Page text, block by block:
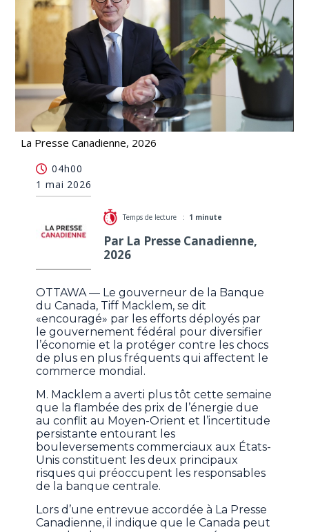
La Presse Canadienne, 2026
économique du gouvernement fédéral
04h00
1 mai 2026
Temps de lecture : 1 minute
Par La Presse Canadienne,
2026
OTTAWA — Le gouverneur de la Banque
du Canada, Tiff Macklem, se dit
«encouragé» par les efforts déployés par
le gouvernement fédéral pour diversifier
l’économie et la protéger contre les chocs
de plus en plus fréquents qui affectent le
commerce mondial.
M. Macklem a averti plus tôt cette semaine
que la flambée des prix de l’énergie due
au conflit au Moyen-Orient et l’incertitude
persistante entourant les
bouleversements commerciaux aux États-
Unis constituent les deux principaux
risques qui préoccupent les responsables
de la banque centrale.
Lors d’une entrevue accordée à La Presse
Canadienne, il indique que le Canada peut